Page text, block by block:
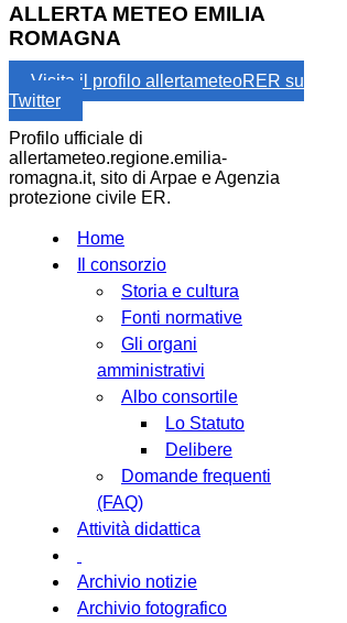
ALLERTA METEO EMILIA
ROMAGNA
Visita il profilo allertameteoRER su
Twitter
Profilo ufficiale di
allertameteo.regione.emilia-
romagna.it, sito di Arpae e Agenzia
protezione civile ER.
Home
Il consorzio
Storia e cultura
Fonti normative
Gli organi
amministrativi
Albo consortile
Lo Statuto
Delibere
Domande frequenti
(FAQ)
Attività didattica
Archivio notizie
Archivio fotografico